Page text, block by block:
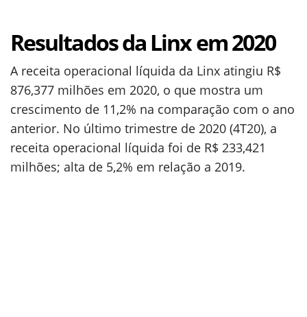
Resultados da Linx em 2020
A receita operacional líquida da Linx atingiu R$
876,377 milhões em 2020, o que mostra um
crescimento de 11,2% na comparação com o ano
anterior. No último trimestre de 2020 (4T20), a
receita operacional líquida foi de R$ 233,421
milhões; alta de 5,2% em relação a 2019.